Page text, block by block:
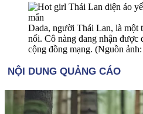
Dada, người Thái Lan, là một
nổi. Cô nàng đang nhận được
cộng đồng mạng. (Nguồn